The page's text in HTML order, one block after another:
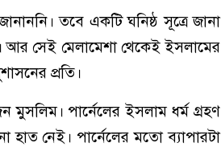
তবে একটি ঘনিষ্ঠ সূত্রে জানা
আর সেই মেলামেশা থেকেই ইসলামের
প্রতি।
পার্নেলের ইসলাম ধর্ম গ্রহণ
নেই। পার্নেলের মতো ব্যাপারটা